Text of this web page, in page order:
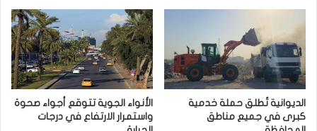
الديوانية تُطلق حملة خدمية
كبرى في جميع مناطق
الأنواء الجوية تتوقع أجواء صحوة
واستمرار الارتفاع في درجات